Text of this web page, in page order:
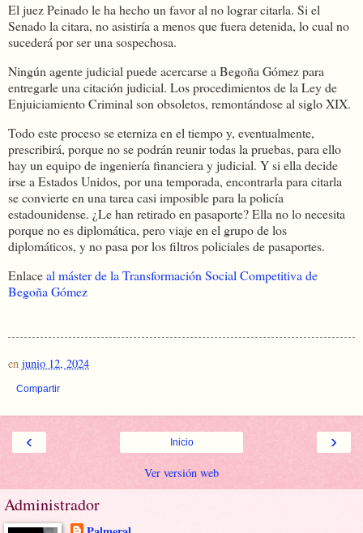
El juez Peinado le ha hecho un favor al no lograr citarla. Si el
Senado la citara, no asistiría a menos que fuera detenida, lo cual no
sucederá por ser una sospechosa.
Ningún agente judicial puede acercarse a Begoña Gómez para
entregarle una citación judicial. Los procedimientos de la Ley de
Enjuiciamiento Criminal son obsoletos, remontándose al siglo XIX.
Todo este proceso se eterniza en el tiempo y, eventualmente,
prescribirá, porque no se podrán reunir todas la pruebas, para ello
hay un equipo de ingeniería financiera y judicial. Y si ella decide
irse a Estados Unidos, por una temporada, encontrarla para citarla
se convierte en una tarea casi imposible para la policía
estadounidense. ¿Le han retirado en pasaporte? Ella no lo necesita
porque no es diplomática, pero viaje en el grupo de los
diplomáticos, y no pasa por los filtros policiales de pasaportes.
Enlaceal máster de la Transformación Social Competitiva de
Begoña Gómez
en junio 12, 2024
Compartir
‹ ›
Inicio
Ver versión web
Administrador